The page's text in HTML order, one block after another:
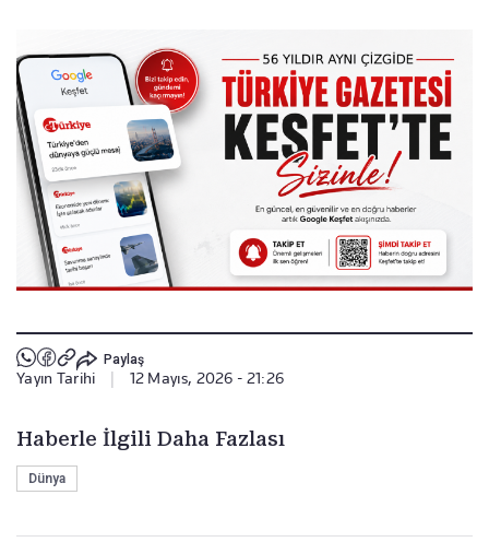
Paylaş
Yayın Tarihi 12 Mayıs, 2026 - 21:26
Haberle İlgili Daha Fazlası
Dünya